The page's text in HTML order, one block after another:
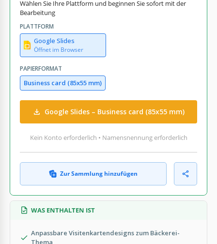
Wählen Sie Ihre Plattform und beginnen Sie sofort mit der
Bearbeitung
PLATTFORM
Google Slides
Öffnet im Browser
PAPIERFORMAT
Business card (85x55 mm)
Google Slides – Business card (85x55 mm)
Kein Konto erforderlich • Namensnennung erforderlich
Zur Sammlung hinzufügen
WAS ENTHALTEN IST
Anpassbare Visitenkartendesigns zum Bäckerei-
Thema